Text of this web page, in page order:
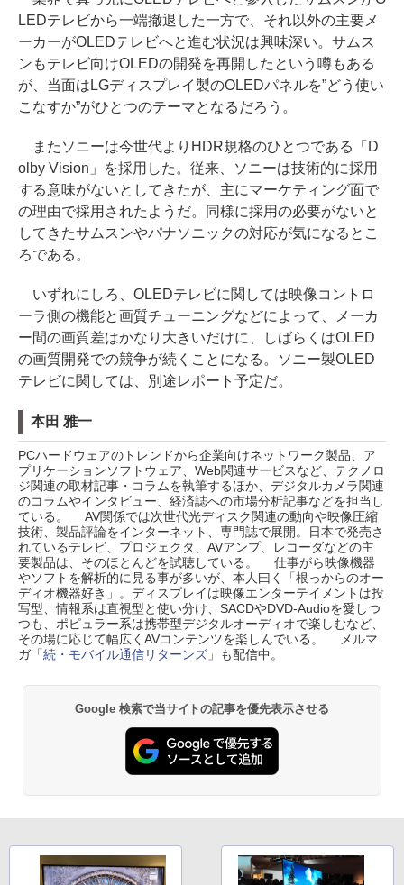
LEDテレビから一端撤退した一方で、それ以外の主要メ
ーカーがOLEDテレビへと進む状況は興味深い。サムス
ンもテレビ向けOLEDの開発を再開したという噂もある
が、当面はLGディスプレイ製のOLEDパネルを”どう使い
こなすか”がひとつのテーマとなるだろう。
またソニーは今世代よりHDR規格のひとつである「D
olby Vision」を採用した。従来、ソニーは技術的に採用
する意味がないとしてきたが、主にマーケティング面で
の理由で採用されたようだ。同様に採用の必要がないと
してきたサムスンやパナソニックの対応が気になるとこ
ろである。
いずれにしろ、OLEDテレビに関しては映像コントロ
ーラ側の機能と画質チューニングなどによって、メーカ
ー間の画質差はかなり大きいだけに、しばらくはOLED
の画質開発での競争が続くことになる。ソニー製OLED
テレビに関しては、別途レポート予定だ。
本田 雅一
PCハードウェアのトレンドから企業向けネットワーク製品、ア
プリケーションソフトウェア、Web関連サービスなど、テクノロ
ジ関連の取材記事・コラムを執筆するほか、デジタルカメラ関連
のコラムやインタビュー、経済誌への市場分析記事などを担当し
ている。 AV関係では次世代光ディスク関連の動向や映像圧縮
技術、製品評論をインターネット、専門誌で展開。日本で発売さ
れているテレビ、プロジェクタ、AVアンプ、レコーダなどの主
要製品は、そのほとんどを試聴している。 仕事がら映像機器
やソフトを解析的に見る事が多いが、本人曰く「根っからのオー
ディオ機器好き」。ディスプレイは映像エンターテイメントは投
写型、情報系は直視型と使い分け、SACDやDVD-Audioを愛しつ
つも、ポピュラー系は携帯型デジタルオーディオで楽しむなど、
その場に応じて幅広くAVコンテンツを楽しんでいる。 メルマ
ガ「続・モバイル通信リターンズ」も配信中。
Google 検索で当サイトの記事を優先表示させる